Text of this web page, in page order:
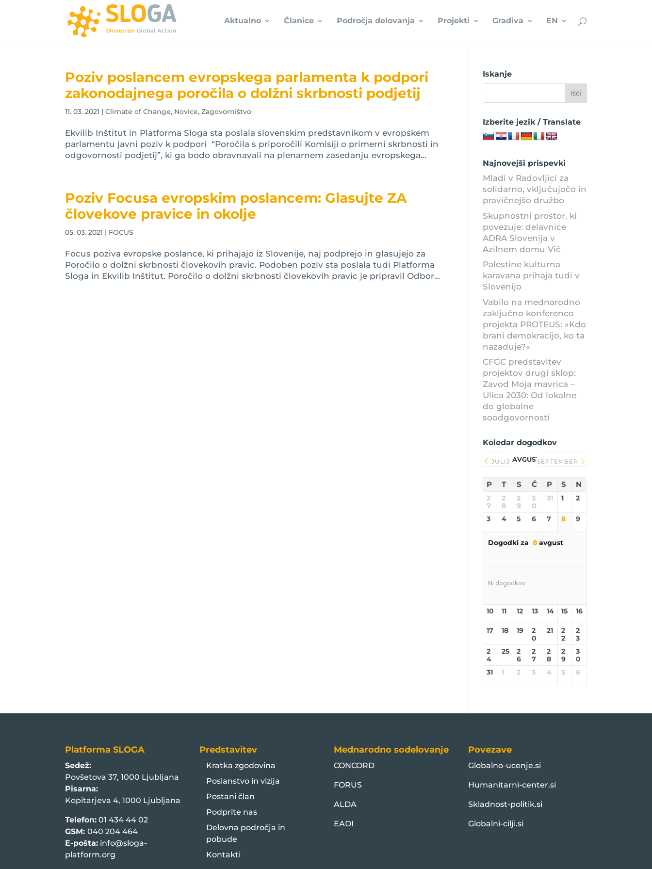
Aktualno Članice Področja delovanja Projekti Gradiva EN
Poziv poslancem evropskega parlamenta k podpori
zakonodajnega poročila o dolžni skrbnosti podjetij
11. 03. 2021 |Climate of Change, Novice,Zagovorništvo
Ekvilib Inštitut in Platforma Sloga sta poslala slovenskim predstavnikom v evropskem
parlamentu javni poziv k podpori “Poročila s priporočili Komisiji o primerni skrbnosti in
odgovornosti podjetij”, ki ga bodo obravnavali na plenarnem zasedanju evropskega...
Poziv Focusa evropskim poslancem: Glasujte ZA
človekove pravice in okolje
05. 03. 2021 | FOCUS
Focus poziva evropske poslance, ki prihajajo iz Slovenije, naj podprejo in glasujejo za
Poročilo o dolžni skrbnosti človekovih pravic. Podoben poziv sta poslala tudi Platforma
Sloga in Ekvilib Inštitut. Poročilo o dolžni skrbnosti človekovih pravic je pripravil Odbor...
Iskanje
Izberite jezik / Translate
Najnovejši prispevki
Mladi v Radovljici za
solidarno, vključujočo in
pravičnejšo družbo
Skupnostni prostor, ki
povezuje: delavnice
ADRA Slovenija v
Azilnem domu Vič
Palestine kulturna
karavana prihaja tudi v
Slovenijo
Vabilo na mednarodno
zaključno konferenco
projekta PROTEUS: »Kdo
brani demokracijo, ko ta
nazaduje?«
CFGC predstavitev
projektov drugi sklop:
Zavod Moja mavrica –
Ulica 2030: Od lokalne
do globalne
soodgovornosti
Koledar dogodkov
JULIJ AVGUST 2026SEPTEMBER
P T S Č P S N
2
7
2
8
2
9
3
0
31 1 2
3 4 5 6 7 8 9
Dogodki za 8avgust
Ni dogodkov
10 11 12 13 14 15 16
17 18 19
2
0
21
2
2
2
3
2
4
25
2
6
2
7
2
8
2
9
3
0
31
1 2 3 4 5 6
Platforma SLOGA
Sedež:
Povšetova 37, 1000 Ljubljana
Pisarna:
Kopitarjeva 4, 1000 Ljubljana
Telefon: 01 434 44 02
GSM:040 204 464
E-pošta: info@sloga-
platform.org
Predstavitev
Kratka zgodovina
Poslanstvo in vizija
Postani član
Podprite nas
Delovna področja in
pobude
Kontakti
Mednarodno sodelovanje
CONCORD
FORUS
ALDA
EADI
Povezave
Globalno-ucenje.si
Humanitarni-center.si
Skladnost-politik.si
Globalni-cilji.si